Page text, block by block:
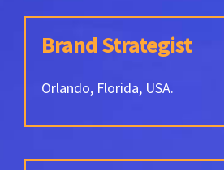
Brand Strategist
Orlando, Florida, USA.